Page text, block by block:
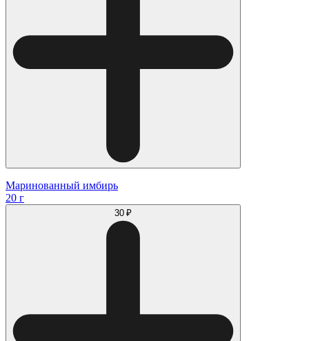
Маринованный имбирь
20 г
30 ₽